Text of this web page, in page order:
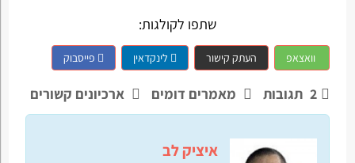
שתפו לקולגות:
וואצאפ העתק קישור לינקדאין פייסבוק
2 תגובות מאמרים דומים ארכיונים קשורים
איציק לב